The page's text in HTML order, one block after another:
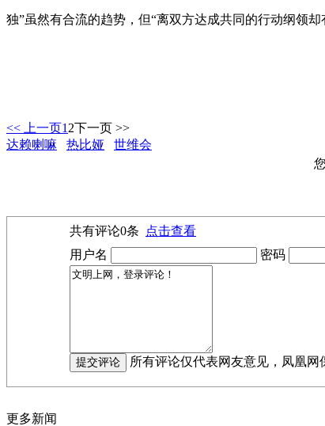
独”虽然有合流的趋势，但“离双方达成共同的行动纲领却
<< 上一页1 2下一页 >>
达赖喇嘛
热比娅
世维会
共有评论0条
点击查看
用户名
密码
所有评论仅代表网友意见，凤凰网
更多新闻